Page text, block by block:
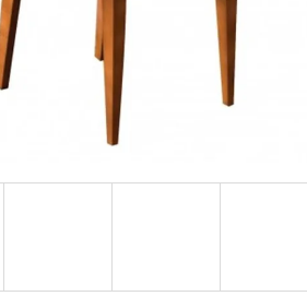
SWEET HOME SIL25 JÍDELNÍ
2 403 Kč
Původně: